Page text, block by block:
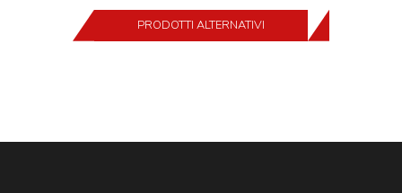
PRODOTTI ALTERNATIVI